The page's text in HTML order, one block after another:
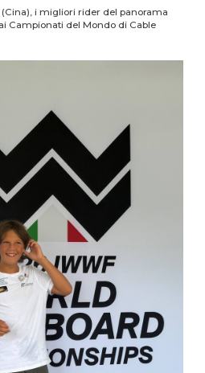
(Cina), i migliori rider del panorama
Campionati del Mondo di Cable